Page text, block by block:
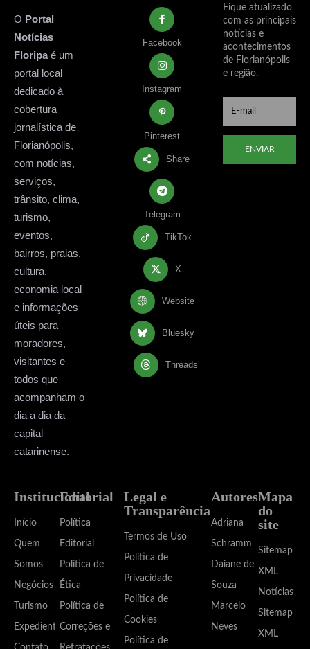
O Portal
Notícias
Floripaé um
portal local
dedicado à
cobertura
jornalística de
Florianópolis,
com notícias,
serviços,
trânsito, clima,
turismo,
eventos,
bairros, praias,
cultura,
economia local
e informações
úteis para
moradores,
visitantes e
todos que
acompanham o
dia a dia da
capital
catarinense.
Facebook
Instagram
Pinterest
Share
Telegram
TikTok
X
Website
Bluesky
Threads
Fique atualizado
com as principais
notícias e
acontecimentos
de Florianópolis
e região.
ENVIAR
Institucional
Início
Quem
Somos
Negócios
Turismo
Expediente
Editorial
Política
Editorial
Política de
Ética
Política de
Correções e
Legal e
Transparência
Termos de Uso
Política de
Privacidade
Política de
Cookies
Política de
Autores
Adriana
Schramm
Daiane de
Souza
Marcelo
Neves
Mapa
do
site
Sitemap
XML
Notícias
Sitemap
XML